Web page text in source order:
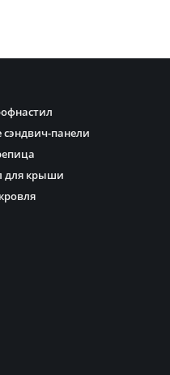
панели
для крыши